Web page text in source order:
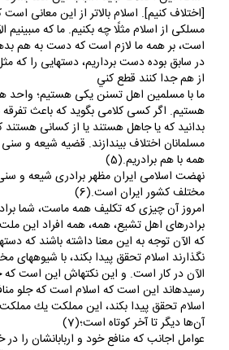
[اختلاف كنيم‏]. اسلام بالاتر از اين معانى
مسلكى از اسلام مثلًا چه بكنيم. ما كه
است، بر همه ما لازم است كه دست به هم
در سابق بوده دست برداريم، دستهايى را كه
از هم جدا كنند قطع كني
ما با مسلمين اهل تسنن يكى هستيم؛ واحد
هستيم. اگر كسى كلامى بگويد كه باعث تفرقه
بدانيد كه يا جاهل هستند يا از كسانى هستند
مسلمانان اختلاف بيندازند. قضيه شيعه و
همه با هم برادريم‏.(5)
نهضت اسلامى ايران مظهر برادرى شيعه و
مختلف كشور ايران است.(6)
امروز آن چيزى كه تكليف همه ماست، شما
برادرهاى اهل تشيع، همه، همه افراد اين
كه الآن توجه به اين معنا داشته باشند كه
نگذارند اسلام تحقق پيدا بكند، با
الآن در كار است. و اين نكته‏اش اين است كه
رسيده‏اند اين است كه اسلام است كه جلو
اسلام تحقق پيدا بكند، اين مملكت يك
آن‌ها ديگر تا آخر كوتاه است؛(7)
عوامل اجانب كه منافع خود و اربابانشان را در